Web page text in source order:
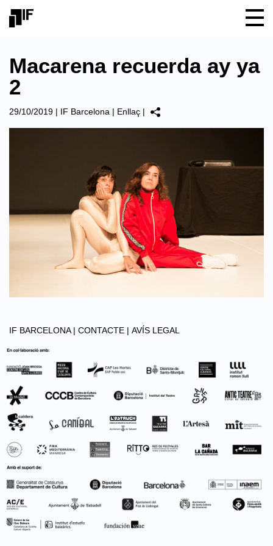
Macarena recuerda ay ya
2
29/10/2019 | IF Barcelona | Enllaç |
IF BARCELONA | CONTACTE | AVÍS LEGAL